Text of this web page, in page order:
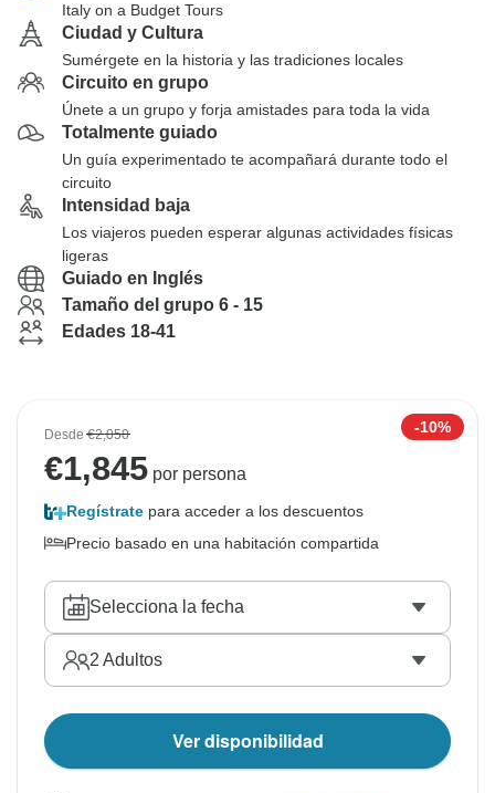
Italy on a Budget Tours
Ciudad y Cultura
Sumérgete en la historia y las tradiciones locales
Circuito en grupo
Únete a un grupo y forja amistades para toda la vida
Totalmente guiado
Un guía experimentado te acompañará durante todo el
circuito
Intensidad baja
Los viajeros pueden esperar algunas actividades físicas
ligeras
Guiado en Inglés
Tamaño del grupo 6 - 15
Edades 18-41
Desde€2,050 -10%
€1,845 por persona
Regístrate para acceder a los descuentos
Precio basado en una habitación compartida
Selecciona la fecha
2 Adultos
Ver disponibilidad